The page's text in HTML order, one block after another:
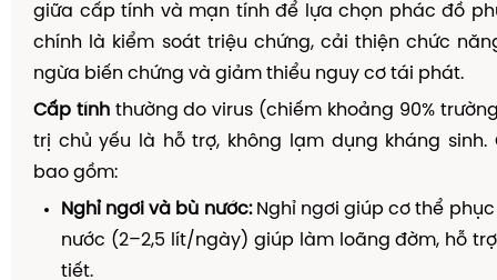
giữa cấp tính và mạn tính để lựa chọn phác đồ
chính là kiểm soát triệu chứng, cải thiện chức
ngừa biến chứng và giảm thiểu nguy cơ tái phát.
Cấp tínhthường do virus (chiếm khoảng 90%
trị chủ yếu là hỗ trợ, không lạm dụng kháng sinh.
bao gồm:
Nghỉ ngơi và bù nước:Nghỉ ngơi giúp cơ thể phục
nước (2–2,5 lít/ngày) giúp làm loãng đờm, hỗ
tiết.